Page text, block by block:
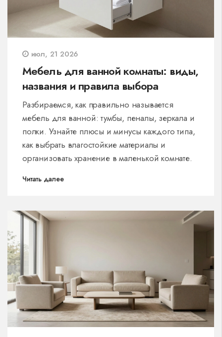
июл, 21 2026
Мебель для ванной комнаты: виды,
названия и правила выбора
Разбираемся, как правильно называется
мебель для ванной: тумбы, пеналы, зеркала и
полки. Узнайте плюсы и минусы каждого типа,
как выбрать влагостойкие материалы и
организовать хранение в маленькой комнате.
Читать далее